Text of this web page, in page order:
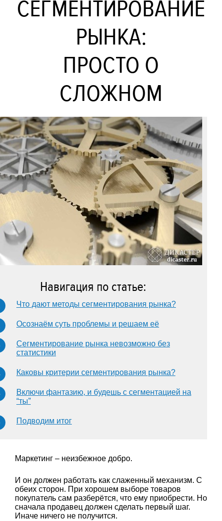
СЕГМЕНТИРОВАНИЕ
РЫНКА:
ПРОСТО О
СЛОЖНОМ
Навигация по статье:
Что дают методы сегментирования рынка?
Осознаём суть проблемы и решаем её
Сегментирование рынка невозможно без
статистики
Каковы критерии сегментирования рынка?
Включи фантазию, и будешь с сегментацией на
“ты”
Подводим итог
Маркетинг – неизбежное добро.
И он должен работать как слаженный механизм. С
обеих сторон. При хорошем выборе товаров
покупатель сам разберётся, что ему приобрести. Но
сначала продавец должен сделать первый шаг.
Иначе ничего не получится.